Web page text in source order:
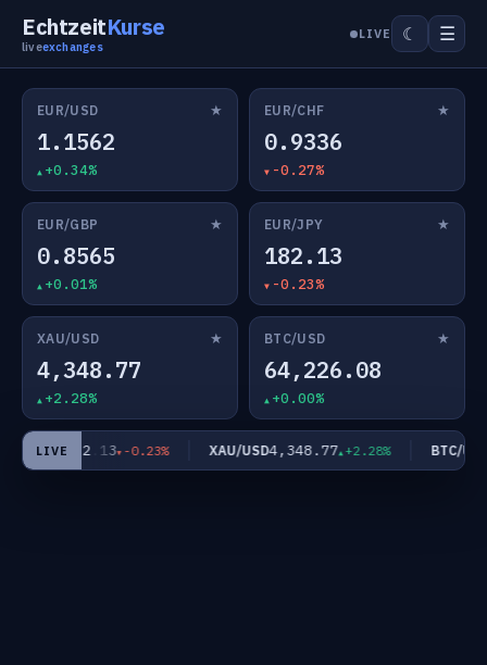
EchtzeitKurse
liveexchanges
LIVE ☾ ☰
EUR/USD ★
1.1562
+0.34%
EUR/CHF ★
0.9336
-0.27%
EUR/GBP ★
0.8565
+0.01%
EUR/JPY ★
182.13
-0.23%
XAU/USD ★
4,348.77
+2.28%
BTC/USD ★
64,226.08
+0.00%
LIVE
JPY182.13 -0.23% XAU/USD4,348.77 +2.28% BTC/USD